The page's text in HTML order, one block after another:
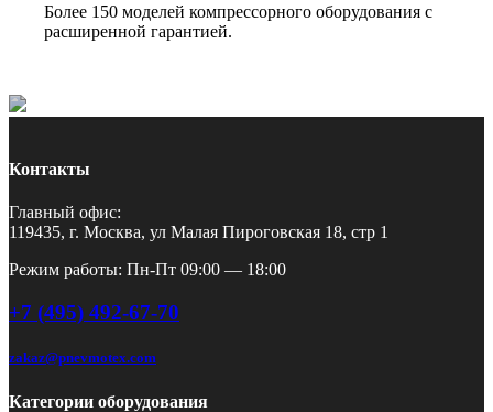
Более 150 моделей компрессорного оборудования с
расширенной гарантией.
Контакты
Главный офис:
119435, г. Москва, ул Малая Пироговская 18, стр 1
Режим работы: Пн-Пт 09:00 — 18:00
+7 (495) 492-67-70
zakaz@pnevmotex.com
Категории оборудования